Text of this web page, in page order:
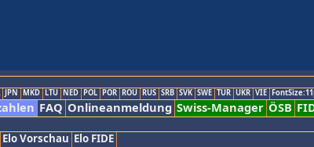
JPN MKD LTU NED POL POR ROU RUS SRB SVK SWE TUR UKR VIE
FAQ Onlineanmeldung Swiss-Manager ÖSB
Elo Vorschau Elo FIDE